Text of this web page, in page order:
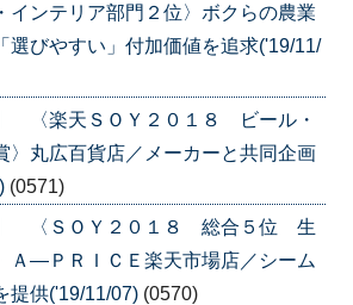
ンテリア部門２位〉ボクらの農業
選びやすい」付加価値を追求('19/11/
〈楽天ＳＯＹ２０１８ ビール・
〉丸広百貨店／メーカーと共同企画
(0571)
】 〈ＳＯＹ２０１８ 総合５位 生
Ａ―ＰＲＩＣＥ楽天市場店／シーム
提供('19/11/07) (0570)